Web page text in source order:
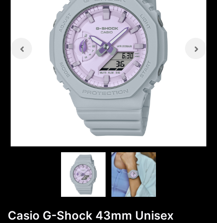
Casio G-Shock 43mm Unisex